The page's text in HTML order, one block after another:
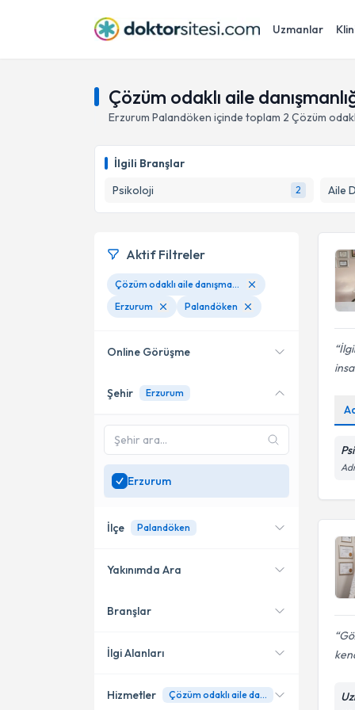
Uzmanlar
Çözüm odaklı aile
Erzurum Palandöken içinde toplam 2 Çözüm
İlgili Branşlar
Psikoloji
2 Aile
Aktif Filtreler
Çözüm odaklı aile danışmanlığı
Erzurum
Palandöken
Online Görüşme
Online danışmanlık sunan
SadeceErzurum
bölgesinde uzman ara
Şehir Erzurum
Erzurum
İlçe Palandöken
Palandöken
Yakutiye
Yakınımda Ara
Konumuma yakın uzmanları
Branşlar
Psikoloji
İlgi Alanları
Hizmetler Çözüm odaklı aile danışmanlığı